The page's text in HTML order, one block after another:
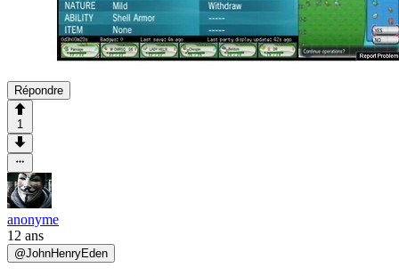
Répondre
1
anonyme
12 ans
@JohnHenryEden